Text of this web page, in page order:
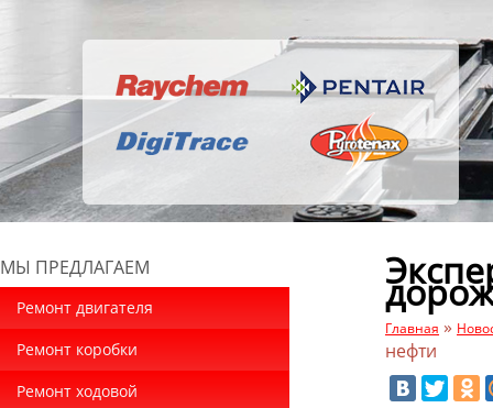
МЫ ПРЕДЛАГАЕМ
Ремонт двигателя
Ремонт коробки
Ремонт ходовой
Главная »
нефти